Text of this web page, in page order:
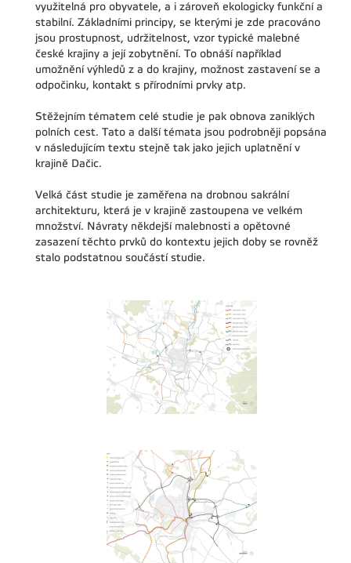
využitelná pro obyvatele, a i zároveň ekologicky funkční a
stabilní. Základními principy, se kterými je zde pracováno
jsou prostupnost, udržitelnost, vzor typické malebné
české krajiny a její zobytnění. To obnáší například
umožnění výhledů z a do krajiny, možnost zastavení se a
odpočinku, kontakt s přírodními prvky atp.
Stěžejním tématem celé studie je pak obnova zaniklých
polních cest. Tato a další témata jsou podrobněji popsána
v následujícím textu stejně tak jako jejich uplatnění v
krajině Dačic.
Velká část studie je zaměřena na drobnou sakrální
architekturu, která je v krajině zastoupena ve velkém
množství. Návraty někdejší malebnosti a opětovné
zasazení těchto prvků do kontextu jejich doby se rovněž
stalo podstatnou součástí studie.